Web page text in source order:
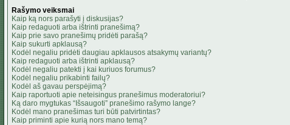
Rašymo veiksmai
Kaip ką nors parašyti į diskusijas?
Kaip redaguoti arba ištrinti pranešimą?
Kaip prie savo pranešimų pridėti parašą?
Kaip sukurti apklausą?
Kodėl negaliu pridėti daugiau apklausos atsakymų variantų?
Kaip redaguoti arba ištrinti apklausą?
Kodėl negaliu patekti į kai kuriuos forumus?
Kodėl negaliu prikabinti failų?
Kodėl aš gavau perspėjimą?
Kaip raportuoti apie neteisingus pranešimus moderatoriui?
Ką daro mygtukas “Išsaugoti” pranešimo rašymo lange?
Kodėl mano pranešimas turi būti patvirtintas?
Kaip priminti apie kurią nors mano temą?